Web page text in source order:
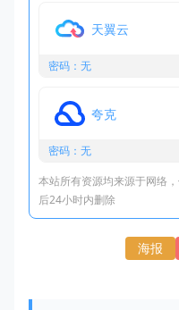
天翼云
密码：无
夸克
密码：无
本站所有资源均来源于网络
后24小时内删除
海报